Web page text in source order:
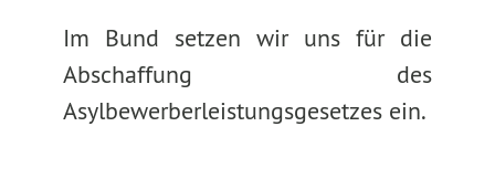
Im Bund setzen wir uns für die
Abschaffung des
Asylbewerberleistungsgesetzes ein.